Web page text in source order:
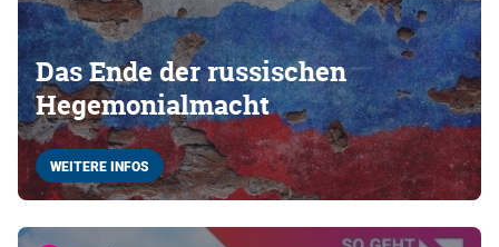
Das Ende der russischen
Hegemonialmacht
WEITERE INFOS